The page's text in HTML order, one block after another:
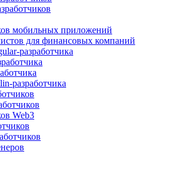
мобильных приложений
для финансовых компаний
разработчика
разработчика
Web3